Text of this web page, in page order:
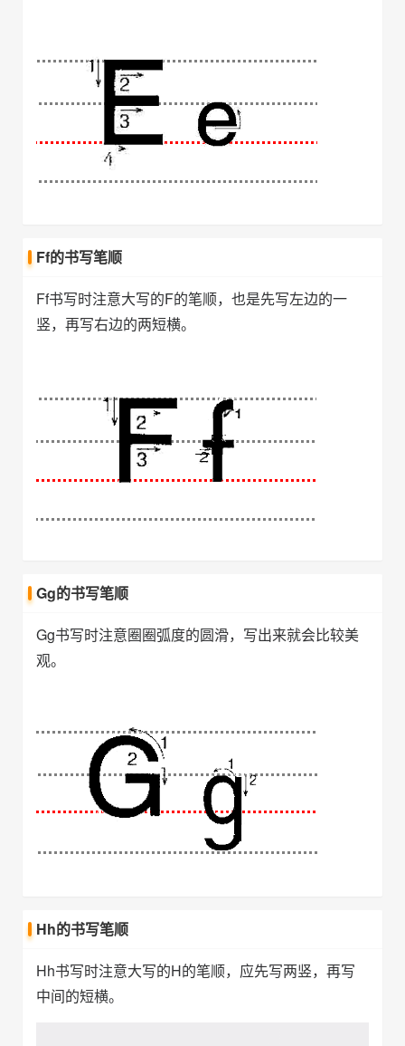
Ff的书写笔顺
Ff书写时注意大写的F的笔顺，也是先写左边的一
竖，再写右边的两短横。
Gg的书写笔顺
Gg书写时注意圈圈弧度的圆滑，写出来就会比较美
观。
Hh的书写笔顺
Hh书写时注意大写的H的笔顺，应先写两竖，再写
中间的短横。